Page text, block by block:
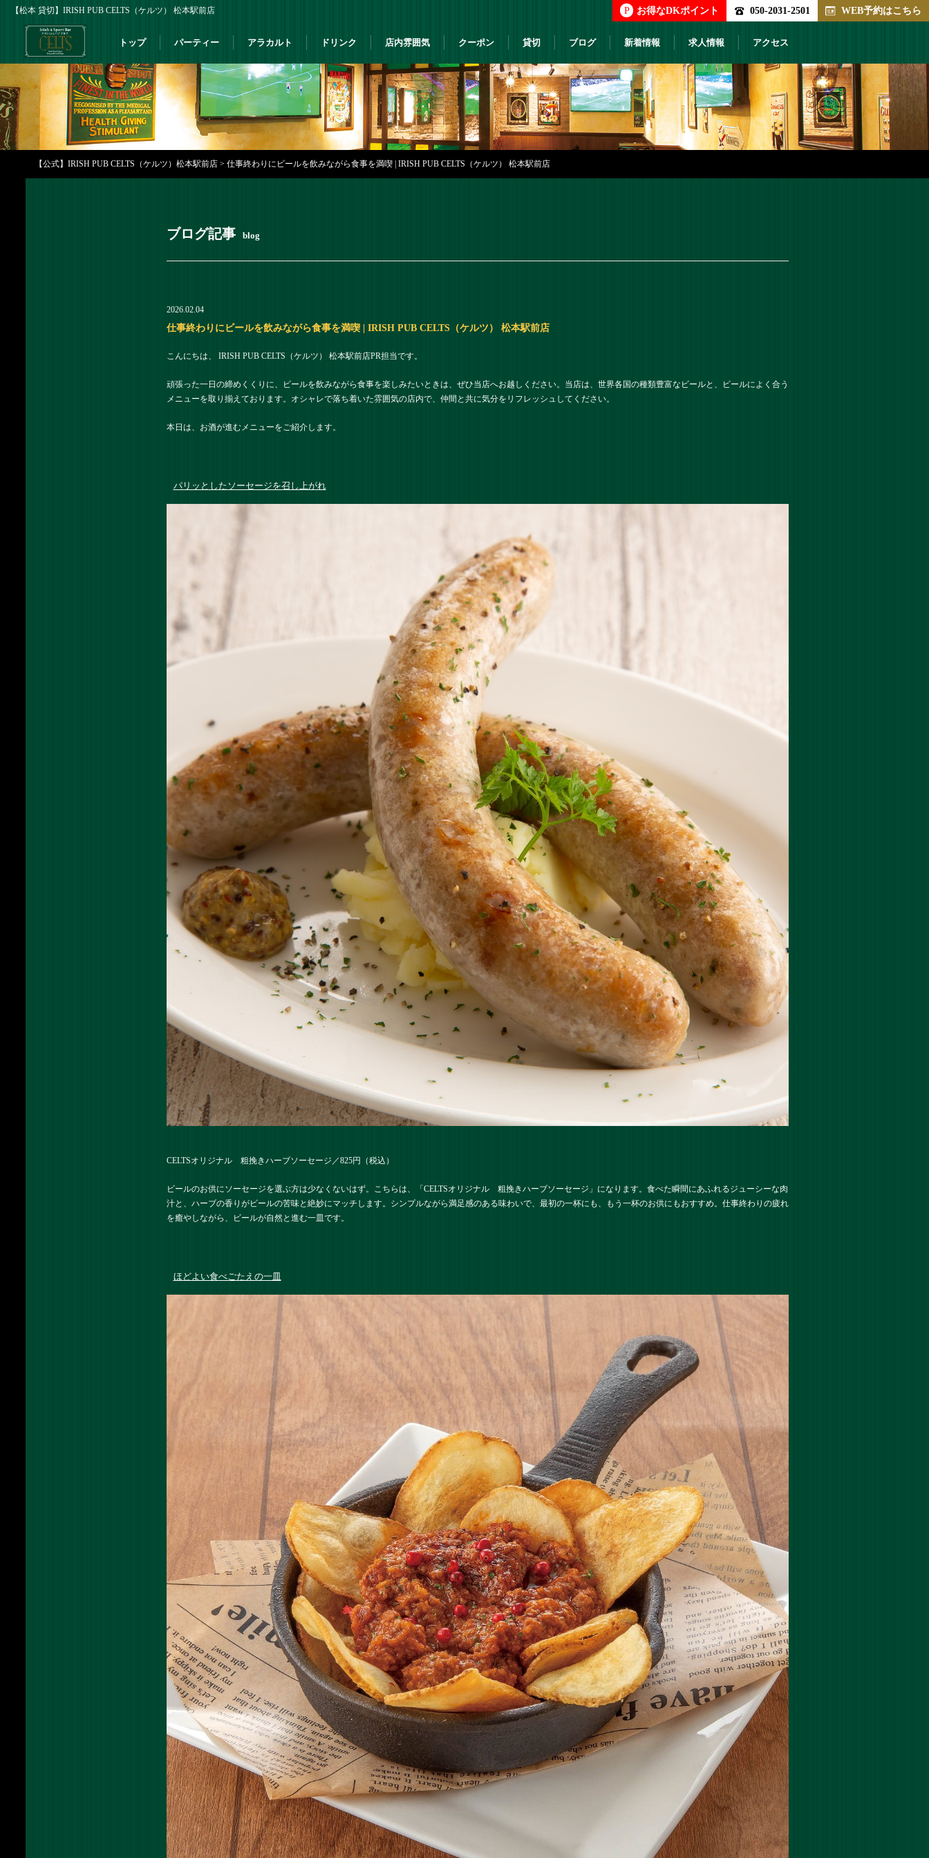
【松本 貸切】IRISH PUB CELTS（ケルツ） 松本駅前店 P お得なDKポイント 050-2031-2501 WEB予約はこちら
トップ パーティー アラカルト ドリンク 店内雰囲気 クーポン 貸切 ブログ 新着情報 求人情報 アクセス
【公式】IRISH PUB CELTS（ケルツ）松本駅前店 > 仕事終わりにビールを飲みながら食事を満喫 | IRISH PUB CELTS（ケルツ） 松本駅前店
ブログ記事 blog
2026.02.04
仕事終わりにビールを飲みながら食事を満喫 | IRISH PUB CELTS（ケルツ） 松本駅前店
こんにちは、 IRISH PUB CELTS（ケルツ） 松本駅前店PR担当です。
頑張った一日の締めくくりに、ビールを飲みながら食事を楽しみたいときは、ぜひ当店へお越しください。当店は、世界各国の種類豊富なビールと、ビールによく合う
メニューを取り揃えております。オシャレで落ち着いた雰囲気の店内で、仲間と共に気分をリフレッシュしてください。
本日は、お酒が進むメニューをご紹介します。
パリッとしたソーセージを召し上がれ
CELTSオリジナル 粗挽きハーブソーセージ／825円（税込）
ビールのお供にソーセージを選ぶ方は少なくないはず。こちらは、「 CELTSオリジナル 粗挽きハーブソーセージ 」になります。食べた瞬間にあふれるジューシーな肉
汁と、ハーブの香りがビールの苦味と絶妙にマッチします。シンプルながら満足感のある味わいで、最初の一杯にも、もう一杯のお供にもおすすめ。仕事終わりの疲れ
を癒やしながら、ビールが自然と進む一皿です。
ほどよい食べごたえの一皿